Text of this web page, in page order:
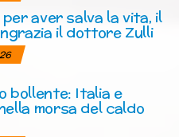
per aver salva la vita, il
il dottore Zulli
bollente: Italia e
morsa del caldo